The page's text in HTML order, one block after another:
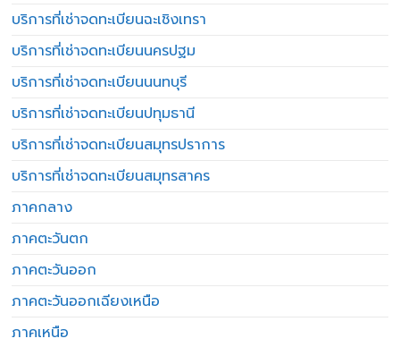
บริการที่เช่าจดทะเบียนฉะเชิงเทรา
บริการที่เช่าจดทะเบียนนครปฐม
บริการที่เช่าจดทะเบียนนนทบุรี
บริการที่เช่าจดทะเบียนปทุมธานี
บริการที่เช่าจดทะเบียนสมุทรปราการ
บริการที่เช่าจดทะเบียนสมุทรสาคร
ภาคกลาง
ภาคตะวันตก
ภาคตะวันออก
ภาคตะวันออกเฉียงเหนือ
ภาคเหนือ